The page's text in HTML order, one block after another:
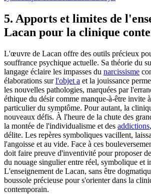
5. Apports et limites de
Lacan pour la clinique
L'œuvre de Lacan offre des outils précieux
souffrance psychique actuelle. Sa théorie du
langage éclaire les impasses du narcissisme
élaborations surl'objet a et la jouissance
les nouvelles pathologies, marquées par
éthique du désir comme manque-à-être invite
particulier du symptôme. Pour autant, la
nouveaux défis. À l'heure de la chute des
la montée de l'individualisme et des addictions
délite. Les repères symboliques vacillent,
l'angoisse et au vide. Face à ces
doit faire preuve d'inventivité pour proposer
du nouage singulier entre réel, symbolique et
L'enseignement de Lacan, sans être
boussole précieuse pour s'orienter dans la
contemporain.